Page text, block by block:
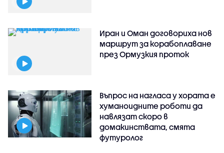
Иран и Оман договориха нов
маршрут за корабоплаване
през Ормузкия проток
Въпрос на нагласа у хората е
хуманоидните роботи да
навлязат скоро в
домакинствата, смята
футуролог